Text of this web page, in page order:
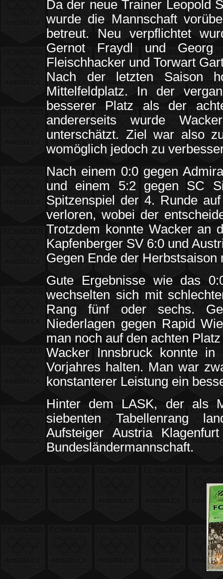
Da der neue Trainer Leopold
wurde die Mannschaft
betreut. Neu verpflichtet
Gernot Fraydl und Georg
Fleischhacker und Torwart
Nach der letzten Saison
Mittelfeldplatz. In der
besserer Platz als der
andererseits wurde
unterschätzt. Ziel war also
womöglich jedoch zu
Nach einem 0:0 gegen
und einem 5:2 gegen SC
Spitzenspiel der 4. Runde
verloren, wobei der
Trotzdem konnte Wacker an
Kapfenberger SV 6:0 und
Gegen Ende der
Gute Ergebnisse wie das
wechselten sich mit
Rang fünf oder sechs.
Niederlagen gegen Rapid
man noch auf den achten
Wacker Innsbruck konnte
Vorjahres halten. Man war
konstanterer Leistung ein
Hinter dem LASK, der als
siebenten Tabellenrang
Aufsteiger Austria
Bundesländermannschaft.